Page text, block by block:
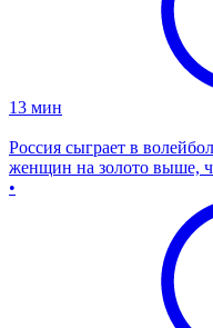
13 мин
Россия сыграет в
женщин на золото выше,
•